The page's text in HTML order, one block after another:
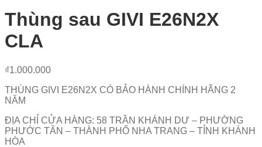
Thùng sau GIVI E26N2X
CLA
₫1.000.000
THÙNG GIVI E26N2X CÓ BẢO HÀNH CHÍNH HÃNG 2
NĂM
ĐỊA CHỈ CỬA HÀNG: 58 TRẦN KHÁNH DƯ – PHƯỜNG
PHƯỚC TÂN – THÀNH PHỐ NHA TRANG – TỈNH KHÁNH
HÒA